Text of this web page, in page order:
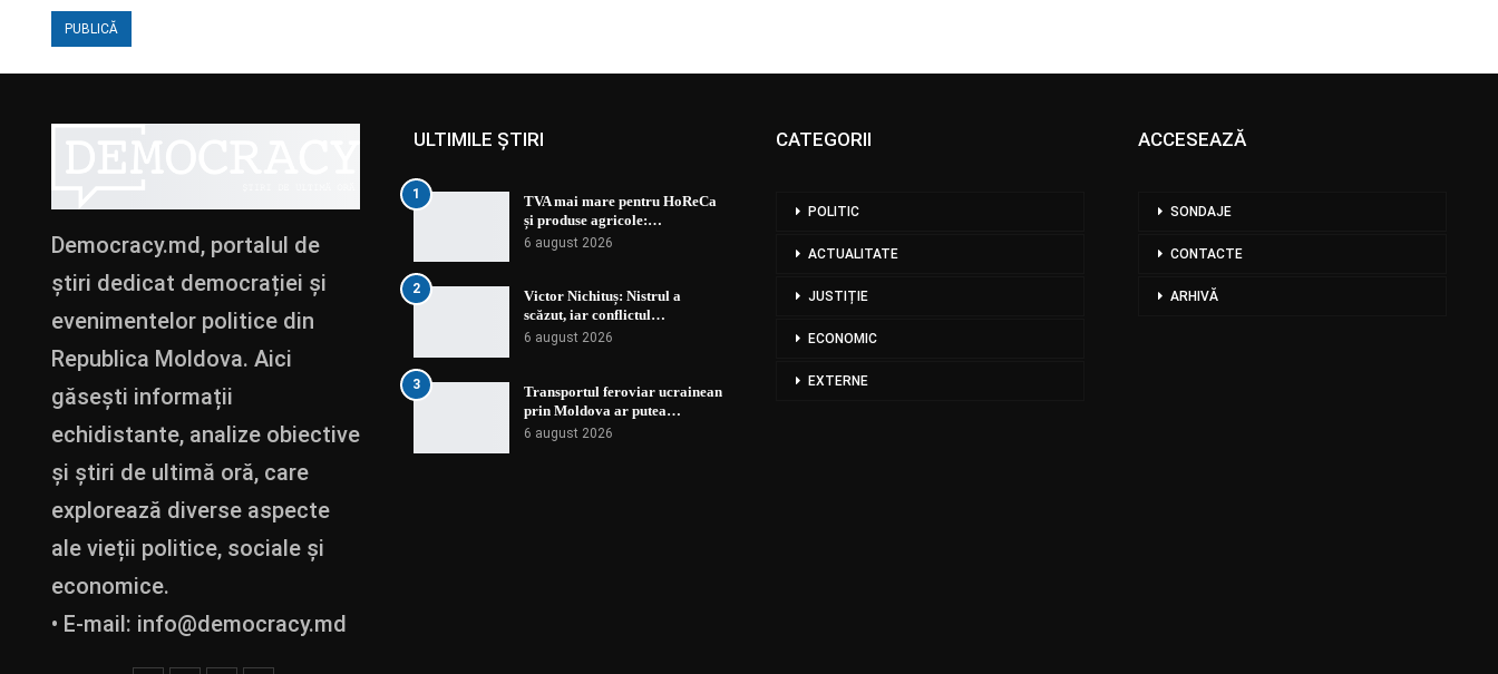
Democracy.md, portalul de
știri dedicat democrației și
evenimentelor politice din
Republica Moldova. Aici
găsești informații
echidistante, analize obiective
și știri de ultimă oră, care
explorează diverse aspecte
ale vieții politice, sociale și
economice.
• E-mail: info@democracy.md
ULTIMILE ȘTIRI
1
TVA mai mare pentru HoReCa
și produse agricole:…
6 august 2026
2
Victor Nichituș: Nistrul a
scăzut, iar conflictul…
6 august 2026
3
Transportul feroviar ucrainean
prin Moldova ar putea…
6 august 2026
CATEGORII
POLITIC
ACTUALITATE
JUSTIȚIE
ECONOMIC
EXTERNE
ACCESEAZĂ
SONDAJE
CONTACTE
ARHIVĂ